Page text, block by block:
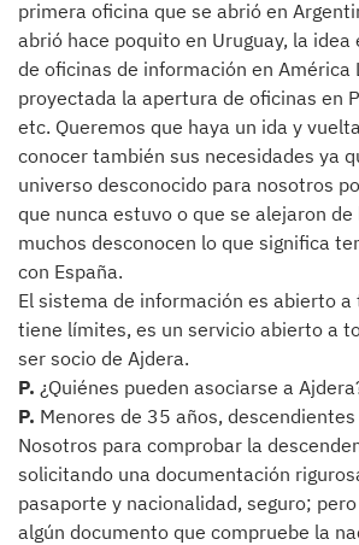
primera oficina que se abrió en
abrió hace poquito en Uruguay, la idea
de oficinas de información en América
proyectada la apertura de oficinas en
etc. Queremos que haya un ida y
conocer también sus necesidades ya
universo desconocido para nosotros
que nunca estuvo o que se alejaron
muchos desconocen lo que significa
con España.
El sistema de información es abierto a
tiene límites, es un servicio abierto a
ser socio de Ajdera.
P. ¿Quiénes pueden asociarse a
P. Menores de 35 años,
Nosotros para comprobar la
solicitando una documentación
pasaporte y nacionalidad, seguro;
algún documento que compruebe la